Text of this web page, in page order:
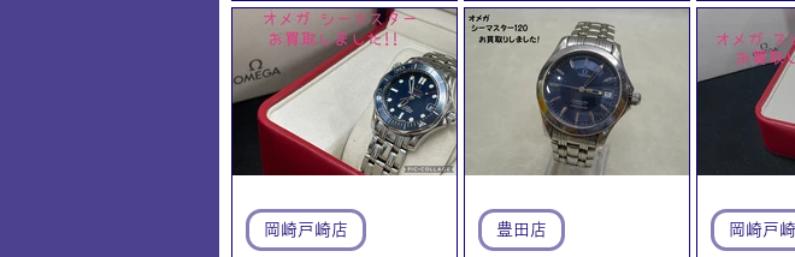
岡崎戸崎店 豊田店 岡崎戸